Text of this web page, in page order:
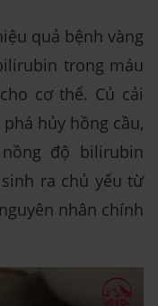
quả bệnh vàng
trong máu
cơ thể. Củ cải
hủy hồng cầu,
độ bilirubin
ra chủ yếu từ
nhân chính